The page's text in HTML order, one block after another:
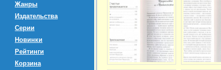
Жанры
Издательства
Серии
Новинки
Рейтинги
Корзина